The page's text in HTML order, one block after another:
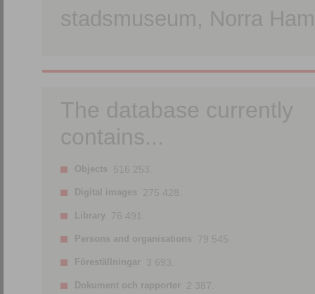
stadsmuseum, Norra
The database currently
contains...
Objects 516 253.
Digital images 275 428.
Library 76 491.
Persons and organisations 79 545.
Föreställningar 3 693.
Dokument och rapporter 2 387.